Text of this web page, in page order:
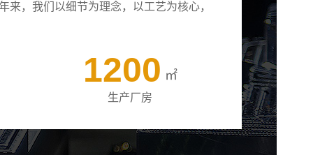
，我们以细节为理念，以工艺为核心，
1200 ㎡
生产厂房